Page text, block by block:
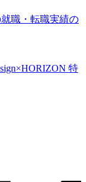
就職・転職実績の
特